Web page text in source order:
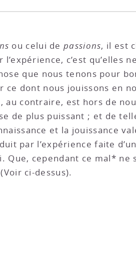
ou celui depassions, il est
c’est qu’elles
que nous tenons pour
dont nous jouissons en
contraire, est hors de
de plus puissant ; et de
et la jouissance
par l’expérience faite
cependant ce mal* ne
ci-dessus).